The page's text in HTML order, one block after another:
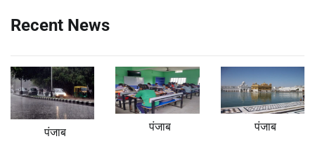
Recent News
पंजाब पंजाब पंजाब